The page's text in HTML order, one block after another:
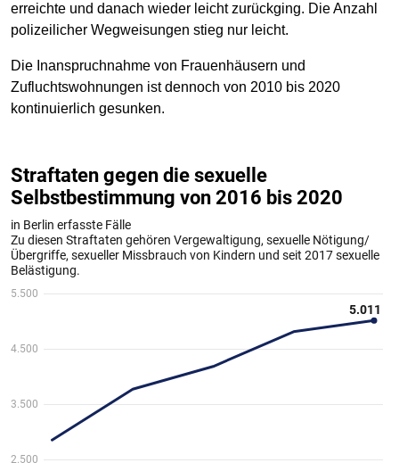
erreichte und danach wieder leicht zurückging. Die Anzahl
polizeilicher Wegweisungen stieg nur leicht.
Die Inanspruchnahme von Frauenhäusern und
Zufluchtswohnungen ist dennoch von 2010 bis 2020
kontinuierlich gesunken.